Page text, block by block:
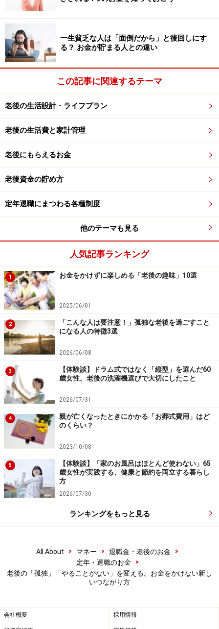
しまいがちです。そこを脱するために大切なのは、「手
を動かす」「耳を使う」「視覚を研ぎ澄ます」といっ
た、簡単なルーティンを決めることです。写経や塗り
絵、語学学習、簡単なストレッチなど、家の中で行える
活動はたくさんあります。朝のテレビ体操（NHK Eテレ
毎週月曜～日曜午前6時25分、NHK総合毎週月曜～金曜
金をかけずに、毎日の「やること」を作ることができま
す。
クトと捉え直してみてください。自分のルール、自分の
ペースで進める喜びは、何ものにも代え難いものです。
やることがないと感じるのなら、「今、何をしたい気分
か」に耳を傾けるだけで、毎日が充実してきます。この
発想の転換ができると、お金がない不安ややることがな
※記事内容は執筆時点のものです。最新の内容をご確認くださ
本記事の内容は一般的な情報提供を目的としており、特定の金融
商品や投資行動を推奨するものではありません。
投資や資産運用に関する最終的なご判断はご自身の責任において
行ってください。
掲載情報の正確性・完全性については十分に配慮しております
が、その内容を保証するものではなく、これに基づく損失・損害
などについて当社は一切の責任を負いません。
最新の情報や詳細については、必ず各金融機関やサービス提供者
の公式情報をご確認ください。
【編集部からのお知らせ】
・「家計」について、アンケート（2026/8/31まで）を実施
中です！
※抽選で20名にAmazonギフト券1000円分プレゼント
※謝礼付きの限定アンケートやモニター企画に参加が可能に
なります
一生貧乏な人は「面倒だから」と後回しにす
る？ お金が貯まる人との違い
この記事に関連するテーマ
老後の生活設計・ライフプラン
老後の生活費と家計管理
老後にもらえるお金
老後資金の貯め方
定年退職にまつわる各種制度
他のテーマも見る
人気記事ランキング
1 お金をかけずに楽しめる「老後の趣味」10選
2025/06/01
2
「こんな人は要注意！」孤独な老後を過ごすこと
になる人の特徴3選
2026/06/08
3
【体験談】ドラム式ではなく「縦型」を選んだ60
歳女性。老後の洗濯機選びで大切にしたこと
2026/07/31
4
親が亡くなったときにかかる「お葬式費用」はど
のくらい？
2023/10/08
5
【体験談】「家のお風呂はほとんど使わない」65
歳女性が実践する、健康と節約を両立する暮らし
方
2026/07/30
ランキングをもっと見る
All About > マネー > 退職金・老後のお金
>
定年・退職のお金
>
老後の「孤独」「やることがない」を変える。お金をかけない新し
いつながり方
会社概要 採用情報